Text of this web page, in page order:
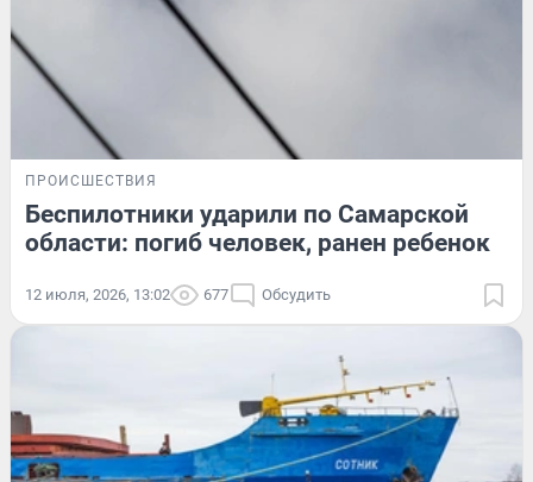
ПРОИСШЕСТВИЯ
Беспилотники ударили по Самарской
области: погиб человек, ранен ребенок
12 июля, 2026, 13:02 677 Обсудить